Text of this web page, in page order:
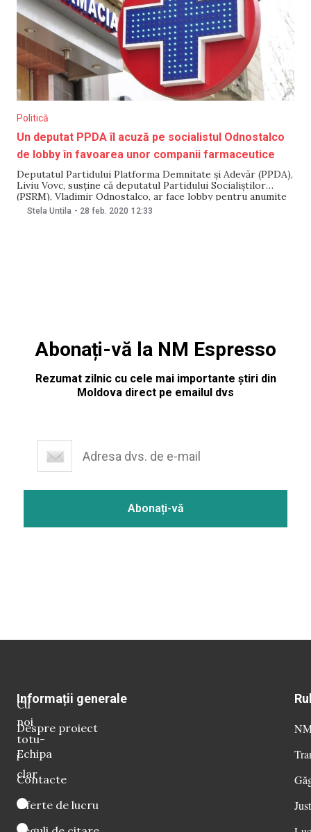
Politică
Un deputat PPDA îl acuză pe socialistul Odnostalco
de lobby în favoarea unor companii farmaceutice
Deputatul Partidului Platforma Demnitate și Adevăr (PPDA),
Liviu Vovc, susține că deputatul Partidului Socialiștilor
(PSRM), Vladimir Odnostalco, ar face lobby pentru anumite
companii farmaceutice. Mai mult, acesta, ar fi inițiat un
Stela Untila - 28 feb. 2020 12:33
Abonați-vă la NM Espresso
Rezumat zilnic cu cele mai importante știri din
Moldova direct pe emailul dvs
Cu
noi
totu-
i
clar
Informații generale
Despre proiect
Echipa
Contacte
Oferte de lucru